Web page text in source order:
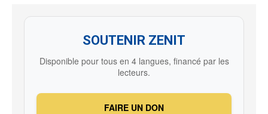
SOUTENIR ZENIT
Disponible pour tous en 4 langues, financé par les
lecteurs.
FAIRE UN DON